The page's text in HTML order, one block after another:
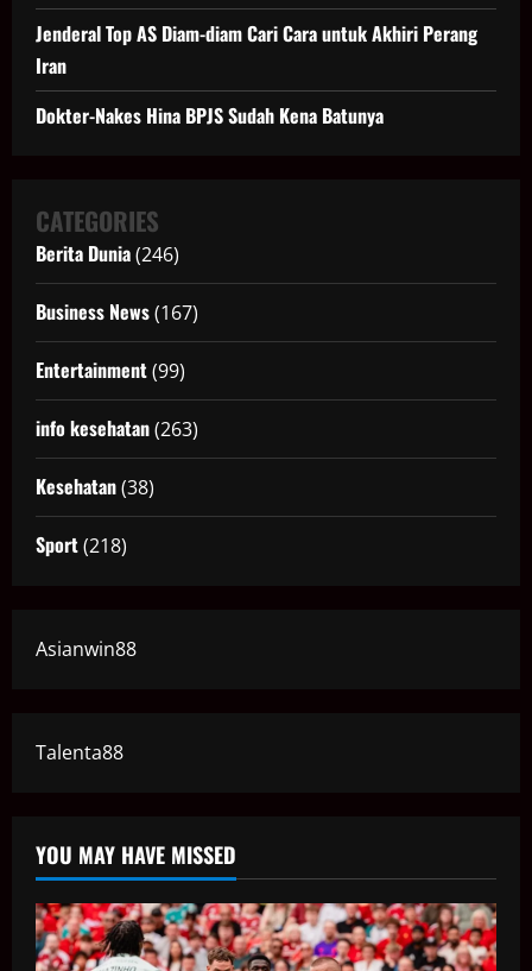
Jenderal Top AS Diam-diam Cari Cara untuk Akhiri Perang
Iran
Dokter-Nakes Hina BPJS Sudah Kena Batunya
CATEGORIES
Berita Dunia(246)
Business News(167)
Entertainment(99)
info kesehatan(263)
Kesehatan(38)
Sport(218)
Asianwin88
Talenta88
YOU MAY HAVE MISSED